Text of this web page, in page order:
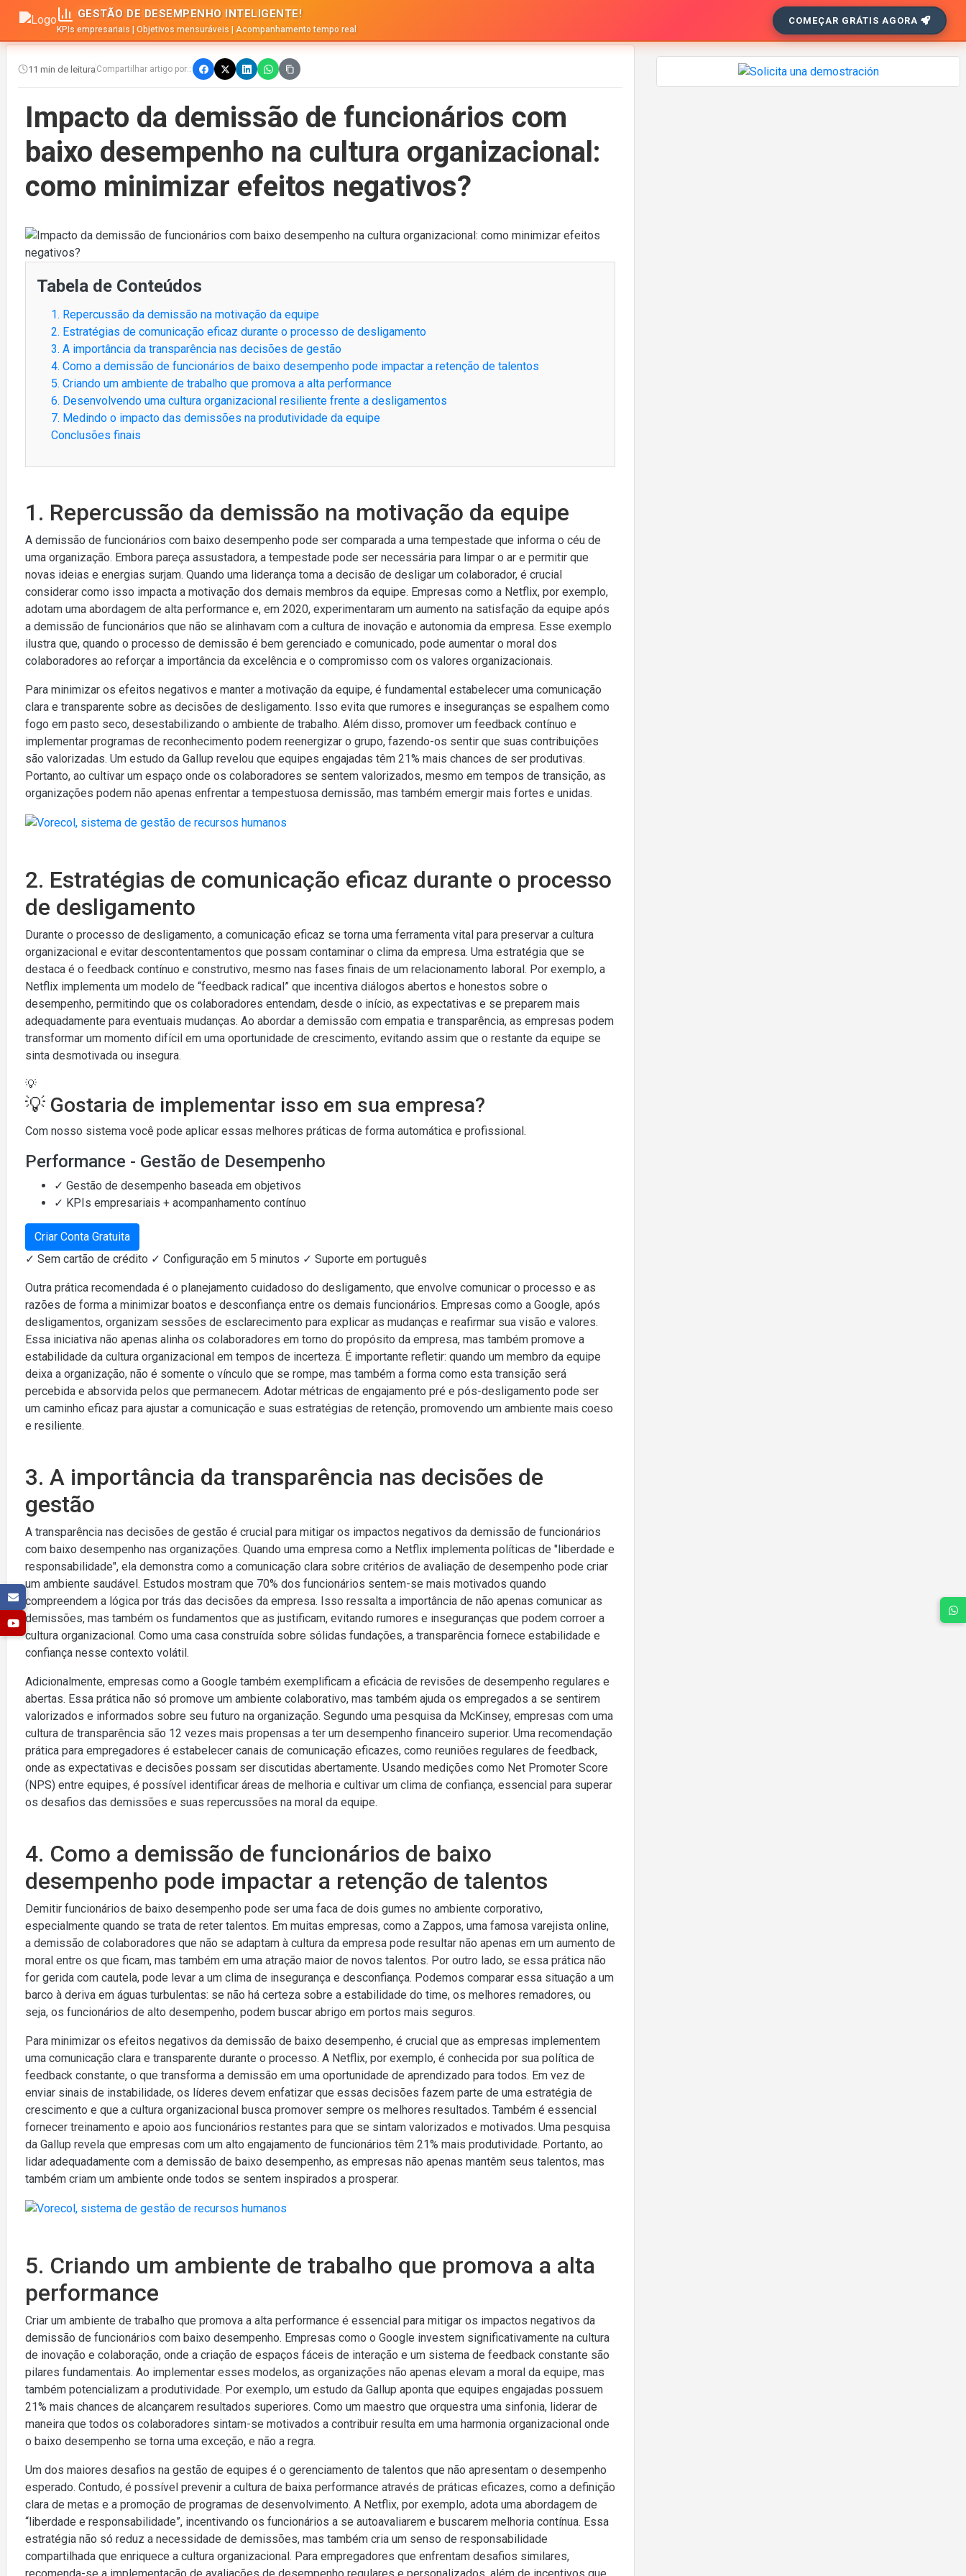
GESTÃO DE DESEMPENHO INTELIGENTE!
KPIs empresariais | Objetivos mensuráveis | Acompanhamento tempo real
COMEÇAR GRÁTIS AGORA
11 min de leitura Compartilhar artigo por::
Impacto da demissão de funcionários com
baixo desempenho na cultura organizacional:
como minimizar efeitos negativos?
Tabela de Conteúdos
1. Repercussão da demissão na motivação da equipe
2. Estratégias de comunicação eficaz durante o processo de desligamento
3. A importância da transparência nas decisões de gestão
4. Como a demissão de funcionários de baixo desempenho pode impactar a retenção de talentos
5. Criando um ambiente de trabalho que promova a alta performance
6. Desenvolvendo uma cultura organizacional resiliente frente a desligamentos
7. Medindo o impacto das demissões na produtividade da equipe
Conclusões finais
1. Repercussão da demissão na motivação da equipe
A demissão de funcionários com baixo desempenho pode ser comparada a uma tempestade que informa o céu de
uma organização. Embora pareça assustadora, a tempestade pode ser necessária para limpar o ar e permitir que
novas ideias e energias surjam. Quando uma liderança toma a decisão de desligar um colaborador, é crucial
considerar como isso impacta a motivação dos demais membros da equipe. Empresas como a Netflix, por exemplo,
adotam uma abordagem de alta performance e, em 2020, experimentaram um aumento na satisfação da equipe após
a demissão de funcionários que não se alinhavam com a cultura de inovação e autonomia da empresa. Esse exemplo
ilustra que, quando o processo de demissão é bem gerenciado e comunicado, pode aumentar o moral dos
colaboradores ao reforçar a importância da excelência e o compromisso com os valores organizacionais.
Para minimizar os efeitos negativos e manter a motivação da equipe, é fundamental estabelecer uma comunicação
clara e transparente sobre as decisões de desligamento. Isso evita que rumores e inseguranças se espalhem como
fogo em pasto seco, desestabilizando o ambiente de trabalho. Além disso, promover um feedback contínuo e
implementar programas de reconhecimento podem reenergizar o grupo, fazendo-os sentir que suas contribuições
são valorizadas. Um estudo da Gallup revelou que equipes engajadas têm 21% mais chances de ser produtivas.
Portanto, ao cultivar um espaço onde os colaboradores se sentem valorizados, mesmo em tempos de transição, as
organizações podem não apenas enfrentar a tempestuosa demissão, mas também emergir mais fortes e unidas.
2. Estratégias de comunicação eficaz durante o processo
de desligamento
Durante o processo de desligamento, a comunicação eficaz se torna uma ferramenta vital para preservar a cultura
organizacional e evitar descontentamentos que possam contaminar o clima da empresa. Uma estratégia que se
destaca é o feedback contínuo e construtivo, mesmo nas fases finais de um relacionamento laboral. Por exemplo, a
Netflix implementa um modelo de “feedback radical” que incentiva diálogos abertos e honestos sobre o
desempenho, permitindo que os colaboradores entendam, desde o início, as expectativas e se preparem mais
adequadamente para eventuais mudanças. Ao abordar a demissão com empatia e transparência, as empresas podem
transformar um momento difícil em uma oportunidade de crescimento, evitando assim que o restante da equipe se
sinta desmotivada ou insegura.
💡
💡 Gostaria de implementar isso em sua empresa?
Com nosso sistema você pode aplicar essas melhores práticas de forma automática e profissional.
Performance - Gestão de Desempenho
✓ Gestão de desempenho baseada em objetivos
✓ KPIs empresariais + acompanhamento contínuo
Criar Conta Gratuita
✓ Sem cartão de crédito ✓ Configuração em 5 minutos ✓ Suporte em português
Outra prática recomendada é o planejamento cuidadoso do desligamento, que envolve comunicar o processo e as
razões de forma a minimizar boatos e desconfiança entre os demais funcionários. Empresas como a Google, após
desligamentos, organizam sessões de esclarecimento para explicar as mudanças e reafirmar sua visão e valores.
Essa iniciativa não apenas alinha os colaboradores em torno do propósito da empresa, mas também promove a
estabilidade da cultura organizacional em tempos de incerteza. É importante refletir: quando um membro da equipe
deixa a organização, não é somente o vínculo que se rompe, mas também a forma como esta transição será
percebida e absorvida pelos que permanecem. Adotar métricas de engajamento pré e pós-desligamento pode ser
um caminho eficaz para ajustar a comunicação e suas estratégias de retenção, promovendo um ambiente mais coeso
e resiliente.
3. A importância da transparência nas decisões de
gestão
A transparência nas decisões de gestão é crucial para mitigar os impactos negativos da demissão de funcionários
com baixo desempenho nas organizações. Quando uma empresa como a Netflix implementa políticas de "liberdade e
responsabilidade", ela demonstra como a comunicação clara sobre critérios de avaliação de desempenho pode criar
um ambiente saudável. Estudos mostram que 70% dos funcionários sentem-se mais motivados quando
compreendem a lógica por trás das decisões da empresa. Isso ressalta a importância de não apenas comunicar as
demissões, mas também os fundamentos que as justificam, evitando rumores e inseguranças que podem corroer a
cultura organizacional. Como uma casa construída sobre sólidas fundações, a transparência fornece estabilidade e
confiança nesse contexto volátil.
Adicionalmente, empresas como a Google também exemplificam a eficácia de revisões de desempenho regulares e
abertas. Essa prática não só promove um ambiente colaborativo, mas também ajuda os empregados a se sentirem
valorizados e informados sobre seu futuro na organização. Segundo uma pesquisa da McKinsey, empresas com uma
cultura de transparência são 12 vezes mais propensas a ter um desempenho financeiro superior. Uma recomendação
prática para empregadores é estabelecer canais de comunicação eficazes, como reuniões regulares de feedback,
onde as expectativas e decisões possam ser discutidas abertamente. Usando medições como Net Promoter Score
(NPS) entre equipes, é possível identificar áreas de melhoria e cultivar um clima de confiança, essencial para superar
os desafios das demissões e suas repercussões na moral da equipe.
4. Como a demissão de funcionários de baixo
desempenho pode impactar a retenção de talentos
Demitir funcionários de baixo desempenho pode ser uma faca de dois gumes no ambiente corporativo,
especialmente quando se trata de reter talentos. Em muitas empresas, como a Zappos, uma famosa varejista online,
a demissão de colaboradores que não se adaptam à cultura da empresa pode resultar não apenas em um aumento de
moral entre os que ficam, mas também em uma atração maior de novos talentos. Por outro lado, se essa prática não
for gerida com cautela, pode levar a um clima de insegurança e desconfiança. Podemos comparar essa situação a um
barco à deriva em águas turbulentas: se não há certeza sobre a estabilidade do time, os melhores remadores, ou
seja, os funcionários de alto desempenho, podem buscar abrigo em portos mais seguros.
Para minimizar os efeitos negativos da demissão de baixo desempenho, é crucial que as empresas implementem
uma comunicação clara e transparente durante o processo. A Netflix, por exemplo, é conhecida por sua política de
feedback constante, o que transforma a demissão em uma oportunidade de aprendizado para todos. Em vez de
enviar sinais de instabilidade, os líderes devem enfatizar que essas decisões fazem parte de uma estratégia de
crescimento e que a cultura organizacional busca promover sempre os melhores resultados. Também é essencial
fornecer treinamento e apoio aos funcionários restantes para que se sintam valorizados e motivados. Uma pesquisa
da Gallup revela que empresas com um alto engajamento de funcionários têm 21% mais produtividade. Portanto, ao
lidar adequadamente com a demissão de baixo desempenho, as empresas não apenas mantêm seus talentos, mas
também criam um ambiente onde todos se sentem inspirados a prosperar.
5. Criando um ambiente de trabalho que promova a alta
performance
Criar um ambiente de trabalho que promova a alta performance é essencial para mitigar os impactos negativos da
demissão de funcionários com baixo desempenho. Empresas como o Google investem significativamente na cultura
de inovação e colaboração, onde a criação de espaços fáceis de interação e um sistema de feedback constante são
pilares fundamentais. Ao implementar esses modelos, as organizações não apenas elevam a moral da equipe, mas
também potencializam a produtividade. Por exemplo, um estudo da Gallup aponta que equipes engajadas possuem
21% mais chances de alcançarem resultados superiores. Como um maestro que orquestra uma sinfonia, liderar de
maneira que todos os colaboradores sintam-se motivados a contribuir resulta em uma harmonia organizacional onde
o baixo desempenho se torna uma exceção, e não a regra.
Um dos maiores desafios na gestão de equipes é o gerenciamento de talentos que não apresentam o desempenho
esperado. Contudo, é possível prevenir a cultura de baixa performance através de práticas eficazes, como a definição
clara de metas e a promoção de programas de desenvolvimento. A Netflix, por exemplo, adota uma abordagem de
“liberdade e responsabilidade”, incentivando os funcionários a se autoavaliarem e buscarem melhoria contínua. Essa
estratégia não só reduz a necessidade de demissões, mas também cria um senso de responsabilidade
compartilhada que enriquece a cultura organizacional. Para empregadores que enfrentam desafios similares,
recomenda-se a implementação de avaliações de desempenho regulares e personalizados, além de incentivos que